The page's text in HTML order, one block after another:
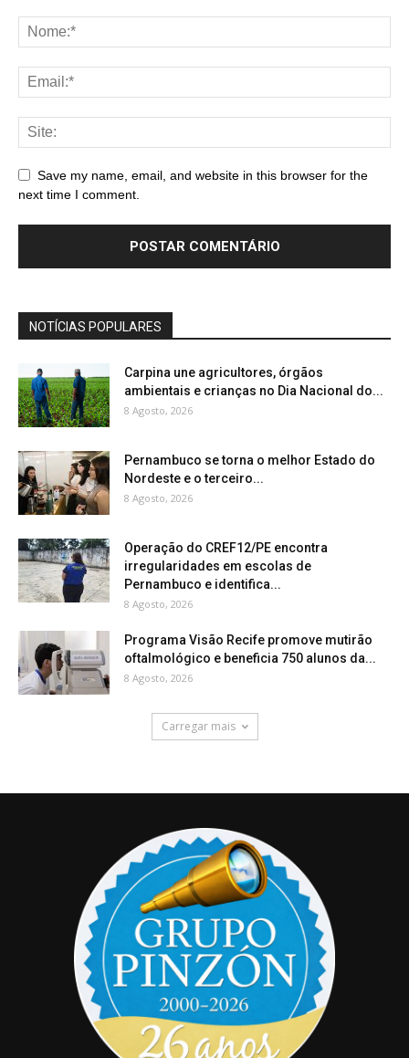
Save my name, email, and website in this browser for the
next time I comment.
NOTÍCIAS POPULARES
Carpina une agricultores, órgãos
ambientais e crianças no Dia Nacional do...
8 Agosto, 2026
Pernambuco se torna o melhor Estado do
Nordeste e o terceiro...
8 Agosto, 2026
Operação do CREF12/PE encontra
irregularidades em escolas de
Pernambuco e identifica...
8 Agosto, 2026
Programa Visão Recife promove mutirão
oftalmológico e beneficia 750 alunos da...
8 Agosto, 2026
Carregar mais